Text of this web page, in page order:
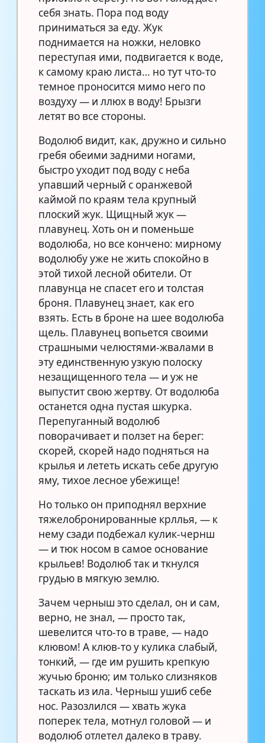
себя знать. Пора под воду
приниматься за еду. Жук
поднимается на ножки, неловко
переступая ими, подвигается к воде,
к самому краю листа… но тут что-то
темное проносится мимо него по
воздуху — и ллюх в воду! Брызги
летят во все стороны.
Водолюб видит, как, дружно и сильно
гребя обеими задними ногами,
быстро уходит под воду с неба
упавший черный с оранжевой
каймой по краям тела крупный
плоский жук. Щищный жук —
плавунец. Хоть он и поменьше
водолюба, но все кончено: мирному
водолюбу уже не жить спокойно в
этой тихой лесной обители. От
плавунца не спасет его и толстая
броня. Плавунец знает, как его
взять. Есть в броне на шее водолюба
щель. Плавунец вопьется своими
страшными челюстями-жвалами в
эту единственную узкую полоску
незащищенного тела — и уж не
выпустит свою жертву. От водолюба
останется одна пустая шкурка.
Перепуганный водолюб
поворачивает и ползет на берег:
скорей, скорей надо подняться на
крылья и лететь искать себе другую
яму, тихое лесное убежище!
Но только он приподнял верхние
тяжелобронированные крллья, — к
нему сзади подбежал кулик-чернш
— и тюк носом в самое основание
крыльев! Водолюб так и ткнулся
грудью в мягкую землю.
Зачем черныш это сделал, он и сам,
верно, не знал, — просто так,
шевелится что-то в траве, — надо
клювом! А клюв-то у кулика слабый,
тонкий, — где им рушить крепкую
жучью броню; им только слизняков
таскать из ила. Черныш ушиб себе
нос. Разозлился — хвать жука
поперек тела, мотнул головой — и
водолюб отлетел далеко в траву.